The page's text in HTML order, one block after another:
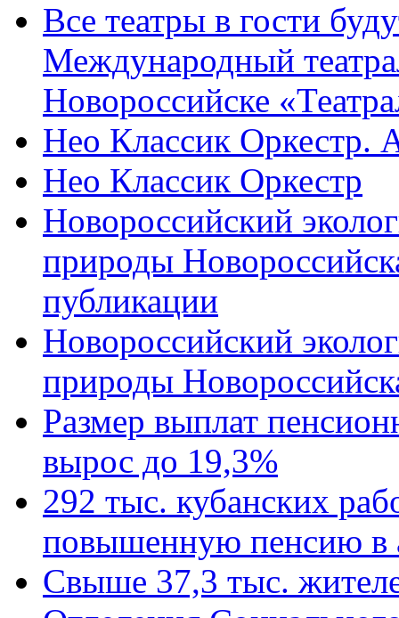
Все театры в гости
Международный
Новороссийске
Нео Классик Оркестр.
Нео Классик Оркестр
Новороссийский
природы
публикации
Новороссийский
природы
Размер выплат
вырос до 19,3%
292 тыс. кубанских
повышенную пенсию в
Свыше 37,3 тыс.